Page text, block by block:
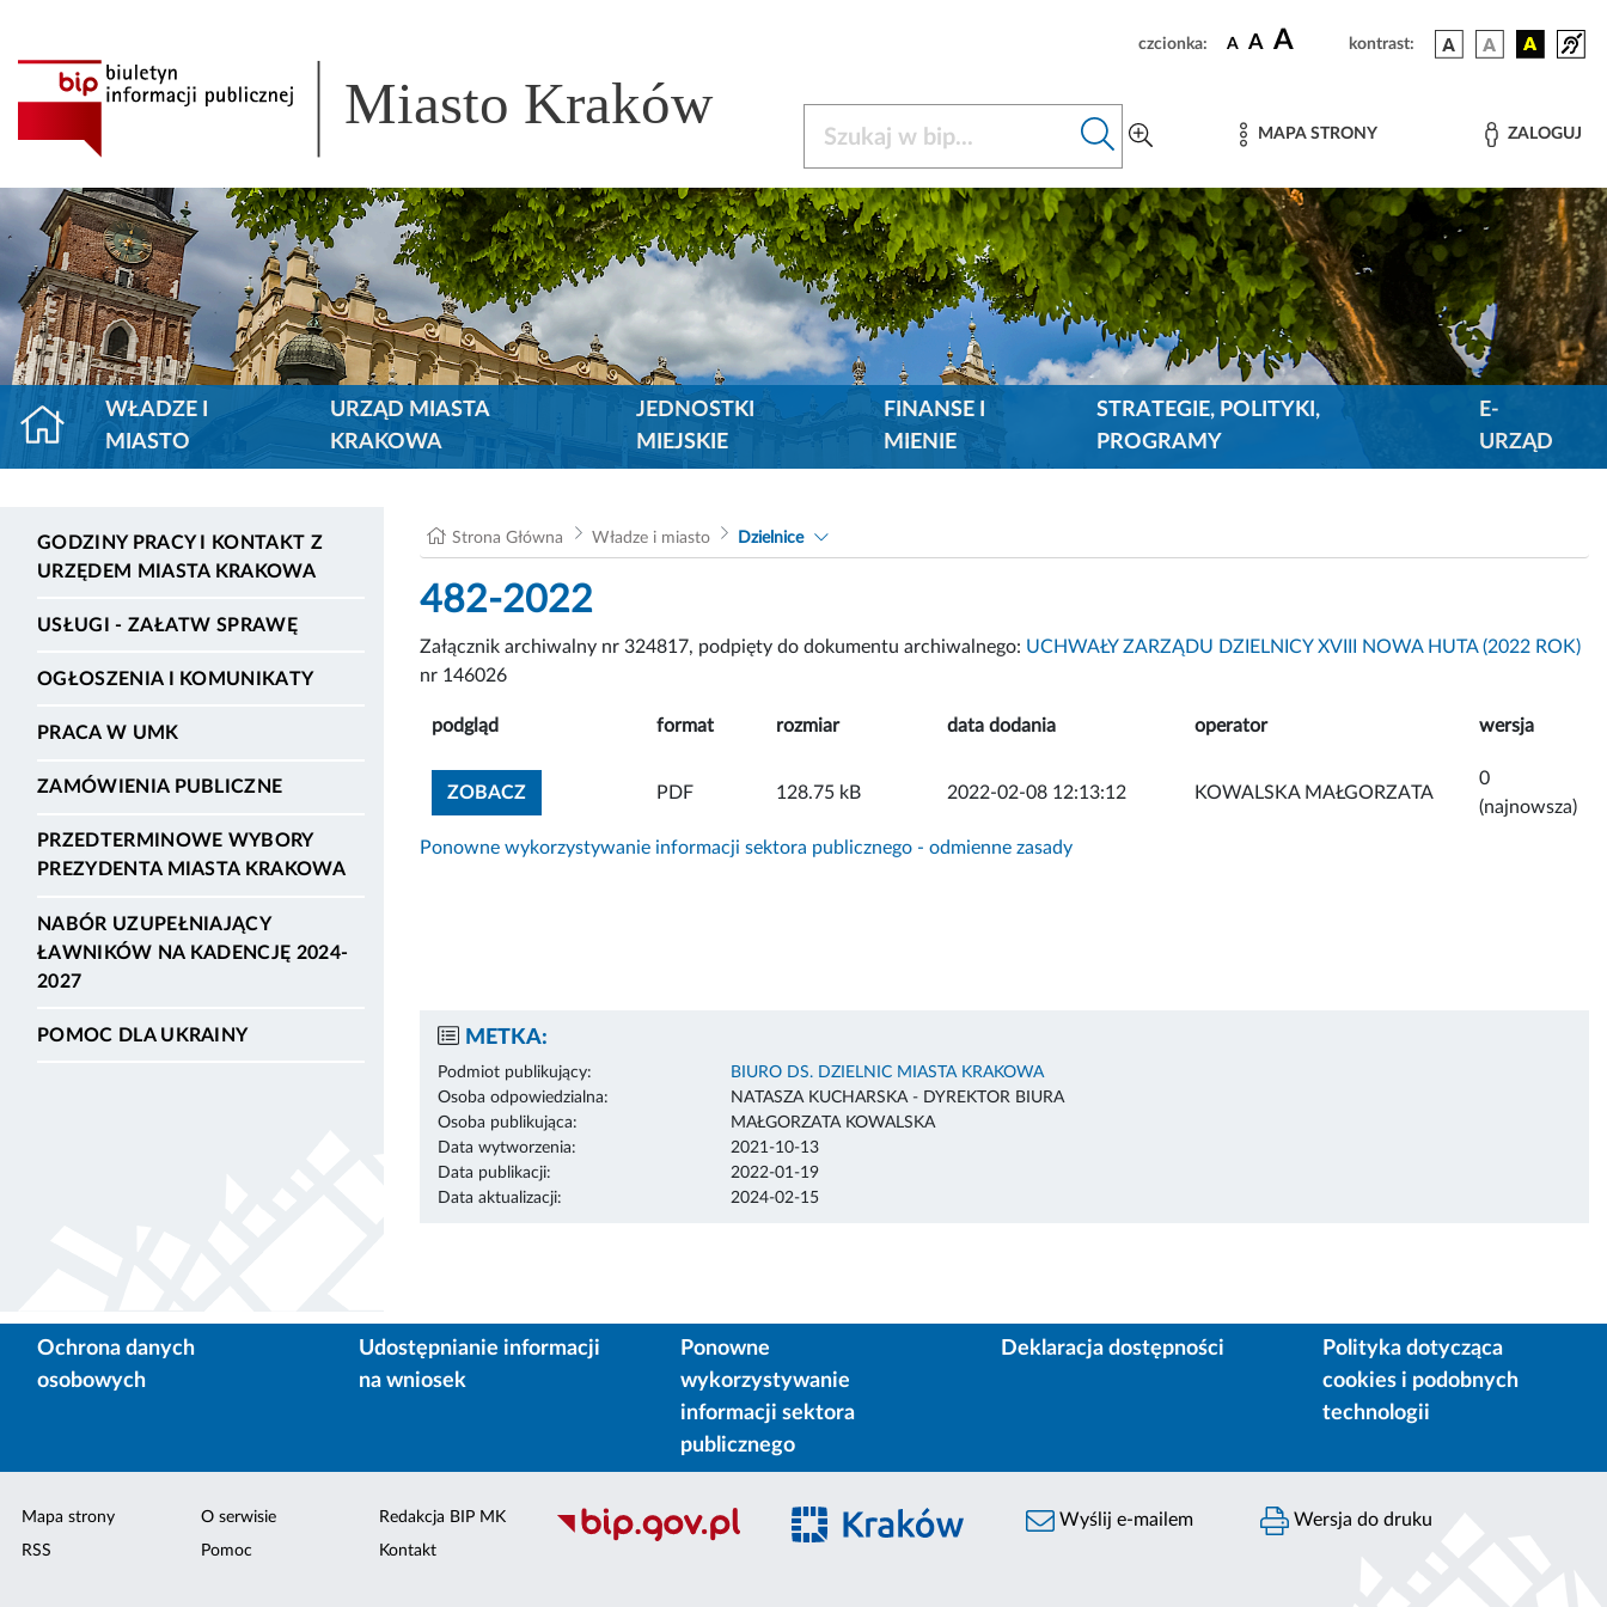
czcionka: A A A kontrast:
Miasto Kraków MAPA STRONY ZALOGUJ
WŁADZE I
MIASTO
URZĄD MIASTA
KRAKOWA
JEDNOSTKI
MIEJSKIE
FINANSE I
MIENIE
STRATEGIE, POLITYKI,
PROGRAMY
E-
URZĄD
GODZINY PRACY I KONTAKT Z
URZĘDEM MIASTA KRAKOWA
USŁUGI - ZAŁATW SPRAWĘ
OGŁOSZENIA I KOMUNIKATY
PRACA W UMK
ZAMÓWIENIA PUBLICZNE
PRZEDTERMINOWE WYBORY
PREZYDENTA MIASTA KRAKOWA
NABÓR UZUPEŁNIAJĄCY
ŁAWNIKÓW NA KADENCJĘ 2024-
2027
POMOC DLA UKRAINY
Strona Główna Władze i miasto Dzielnice
482-2022
Załącznik archiwalny nr 324817, podpięty do dokumentu archiwalnego: UCHWAŁY ZARZĄDU DZIELNICY XVIII NOWA HUTA (2022 ROK)
nr 146026
podgląd format rozmiar data dodania operator wersja
ZOBACZZOBACZ ZAŁĄCZNIK
PDF 128.75 kB 2022-02-08 12:13:12 KOWALSKA MAŁGORZATA
0
(najnowsza)
Ponowne wykorzystywanie informacji sektora publicznego - odmienne zasady
METKA:
Podmiot publikujący:
BIURO DS. DZIELNIC MIASTA KRAKOWA
Osoba odpowiedzialna:
NATASZA KUCHARSKA - DYREKTOR BIURA
Osoba publikująca:
MAŁGORZATA KOWALSKA
Data wytworzenia:
2021-10-13
Data publikacji:
2022-01-19
Data aktualizacji:
2024-02-15
Ochrona danych
osobowych
Udostępnianie informacji
na wniosek
Ponowne
wykorzystywanie
informacji sektora
publicznego
Deklaracja dostępności
Polityka dotycząca
cookies i podobnych
technologii
Mapa strony
RSS
O serwisie
Pomoc
Redakcja BIP MK
Kontakt
Wyślij e-mailem Wersja do druku